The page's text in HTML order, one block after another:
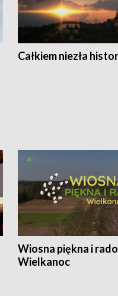
Całkiem niezła
Wiosna piękna i
Wielkanoc